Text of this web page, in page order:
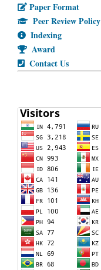
Paper Format
Peer Review Policy
Indexing
Award
Contact Us